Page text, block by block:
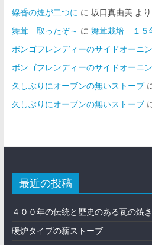
線香の煙が二つに に 坂口真由美 より
舞茸 取ったぞ～ に 舞茸栽培 １５
ボンゴフレンディーのサイドオーニ
ボンゴフレンディーのサイドオーニ
久しぶりにオーブンの無いストーブ
久しぶりにオーブンの無いストーブ
最近の投稿
４００年の伝統と歴史のある瓦の焼
暖炉タイプの薪ストーブ